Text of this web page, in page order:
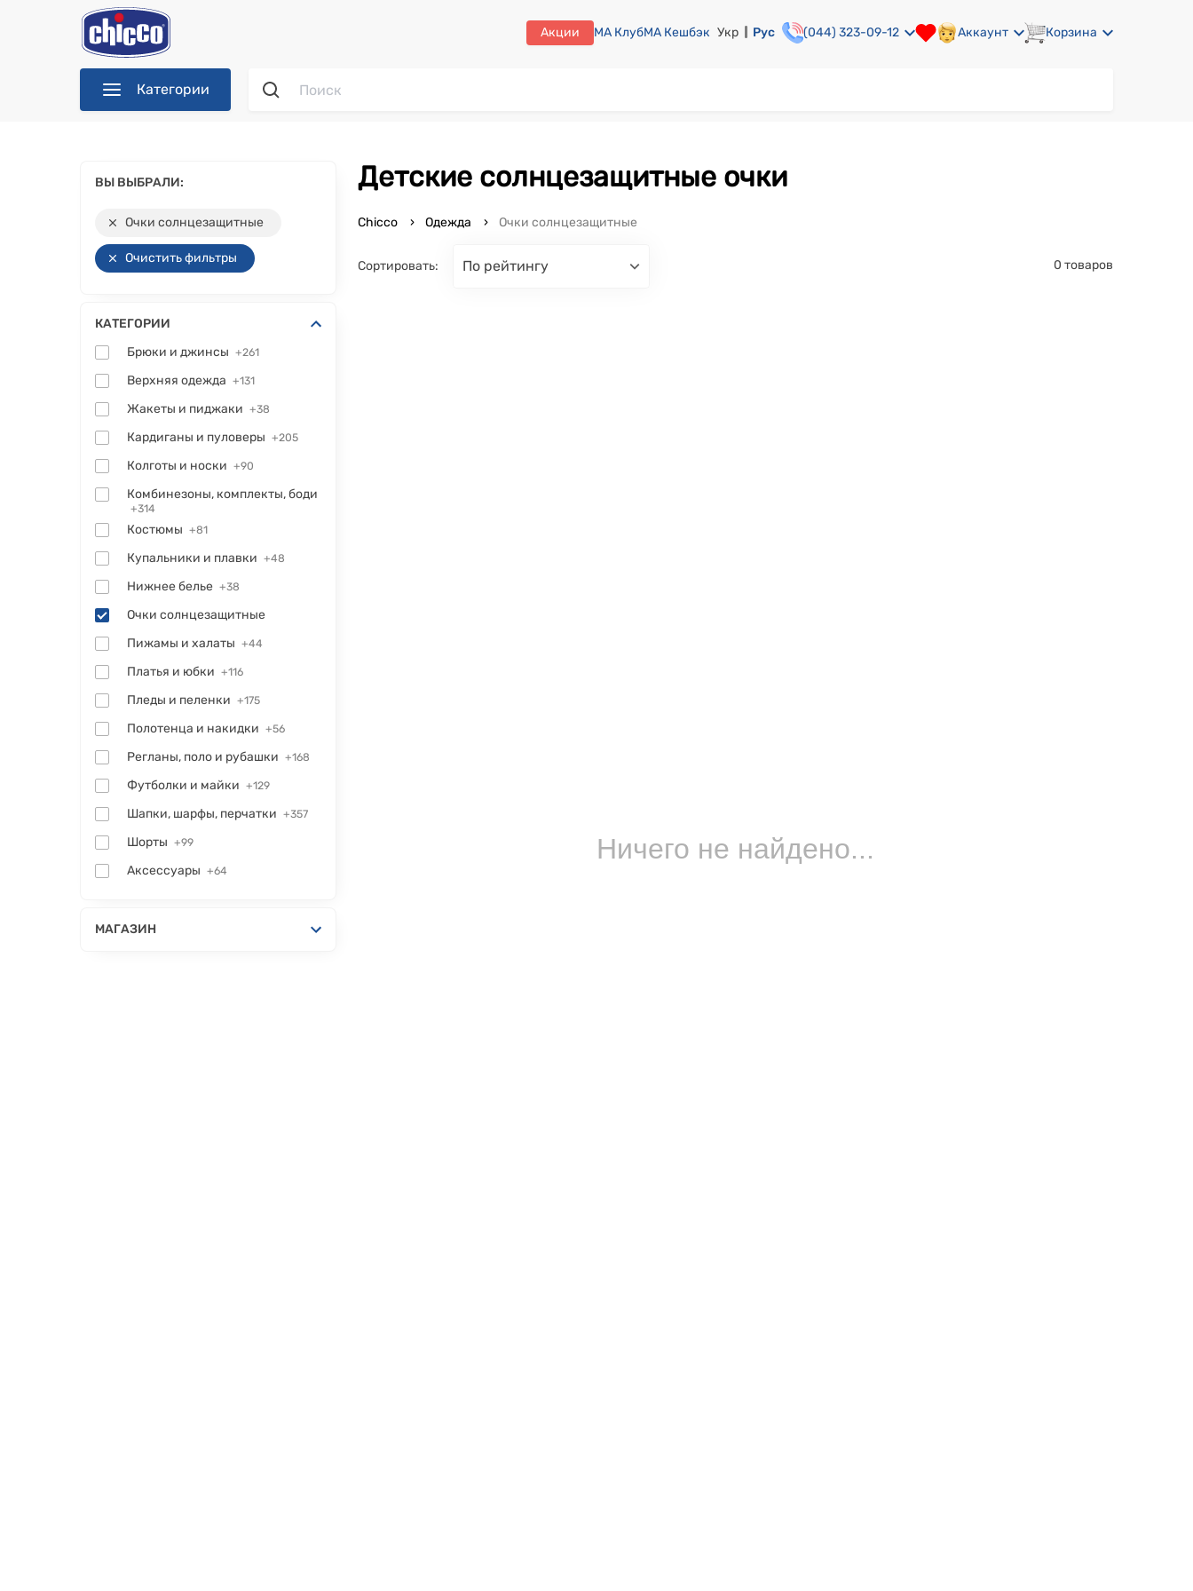
Акции МА КлубМА Кешбэк Укр Рус (044) 323-09-12 Аккаунт Корзина
Категории
ВЫ ВЫБРАЛИ:
Очки солнцезащитные
Очистить фильтры
КАТЕГОРИИ
Брюки и джинсы +261
Верхняя одежда +131
Жакеты и пиджаки +38
Кардиганы и пуловеры +205
Колготы и носки +90
Комбинезоны, комплекты, боди
+314
Костюмы +81
Купальники и плавки +48
Нижнее белье +38
Очки солнцезащитные
Пижамы и халаты +44
Платья и юбки +116
Пледы и пеленки +175
Полотенца и накидки +56
Регланы, поло и рубашки +168
Футболки и майки +129
Шапки, шарфы, перчатки +357
Шорты +99
Аксессуары +64
МАГАЗИН
Детские солнцезащитные очки
Chicco Одежда Очки солнцезащитные
Сортировать: по рейтингу 0 товаров
Ничего не найдено...